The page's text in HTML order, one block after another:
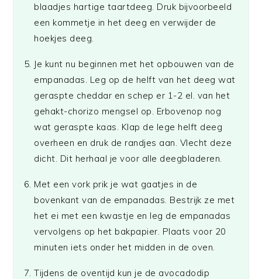
blaadjes hartige taartdeeg. Druk bijvoorbeeld
een kommetje in het deeg en verwijder de
hoekjes deeg.
Je kunt nu beginnen met het opbouwen van de
empanadas. Leg op de helft van het deeg wat
geraspte cheddar en schep er 1-2 el. van het
gehakt-chorizo mengsel op. Erbovenop nog
wat geraspte kaas. Klap de lege helft deeg
overheen en druk de randjes aan. Vlecht deze
dicht. Dit herhaal je voor alle deegbladeren.
Met een vork prik je wat gaatjes in de
bovenkant van de empanadas. Bestrijk ze met
het ei met een kwastje en leg de empanadas
vervolgens op het bakpapier. Plaats voor 20
minuten iets onder het midden in de oven.
Tijdens de oventijd kun je de avocadodip